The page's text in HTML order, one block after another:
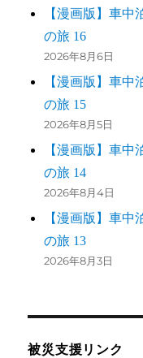
【漫画版】車
の旅 16
2026年8月6日
【漫画版】車
の旅 15
2026年8月5日
【漫画版】車
の旅 14
2026年8月4日
【漫画版】車
の旅 13
2026年8月3日
被災支援リンク